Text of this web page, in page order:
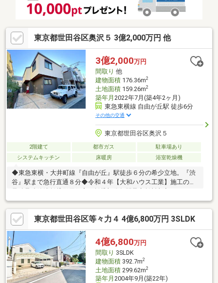
なります・奥まった敷地のためプライバシーが守られております
東京都世田谷区奥沢５ 3億2,000万円 他
3億2,000万円
間取り 他
建物面積176.36m2
土地面積159.26m2
築年月 2022年7月(築4年2ヶ月)
東急東横線 自由が丘駅 徒歩6分
その他の交通
東京都世田谷区奥沢５
2階建て 都市ガス
駐車場あり
システムキッチン
床暖房 浴室乾燥機
◆東急東横・大井町線『自由が丘』駅徒歩６分の希少立地。『渋
谷』駅まで急行直通８分◆令和４年【大和ハウス工業】施工の軽
量鉄骨造築浅賃貸併用住宅。賃貸部分年間予定賃料収入３２４万
円。現在賃貸中◆オーナー住戸約９２㎡の２LDK+S。２０帖超の
LDK、パントリー、大型ファミリークローク、屋根裏収納、書斎
のゆとりある間取り。太陽光発電、主寝室床暖房、フロートトイ
レ、ビルトインオーブン等ハイグレードな設備◆土地面積１５９
㎡の間口広々９．５ｍ整形地ご質問、ご見学希望お気軽にお問合
せください。
東京都世田谷区等々力４ 4億6,800万円 3SLDK
4億6,800万円
間取り 3SLDK
建物面積392.7m2
土地面積299.62m2
築年月 2004年9月(築22年)